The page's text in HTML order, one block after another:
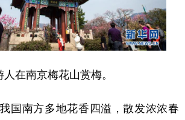
中央文件 金融 汽车
人居 信息化 数字经济
旅游 能源
娱乐 时尚 悦读
南京梅花山赏梅。
南方多地花香四溢，散发浓浓春